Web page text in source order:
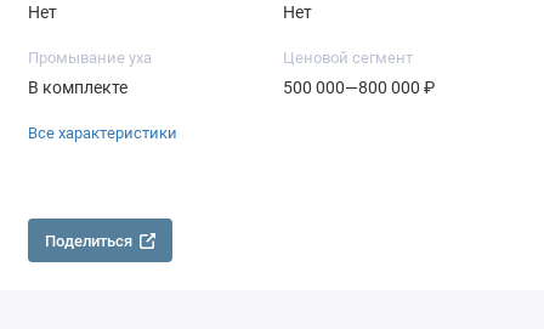
Нет Нет
Промывание уха
В комплекте
Ценовой сегмент
500 000—800 000 ₽
Все характеристики
Поделиться